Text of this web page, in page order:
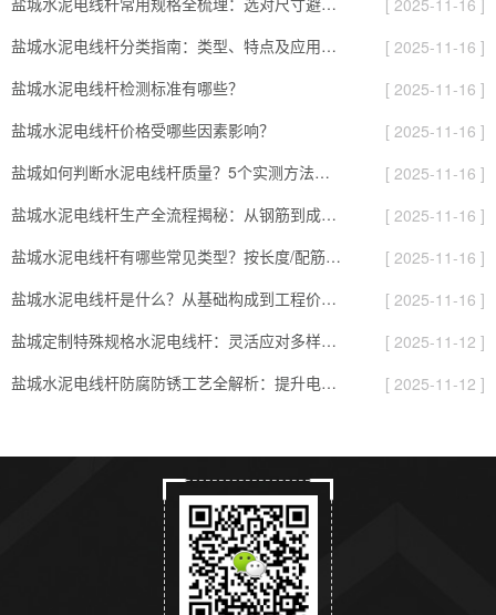
[ 2025-11-16 ]
盐城水泥电线杆分类指南：类型、特点及应用场景全解析
[ 2025-11-16 ]
盐城水泥电线杆检测标准有哪些？
[ 2025-11-16 ]
盐城水泥电线杆价格受哪些因素影响？
[ 2025-11-16 ]
盐城如何判断水泥电线杆质量？5个实测方法，避开劣质杆的“隐形坑”
[ 2025-11-16 ]
盐城水泥电线杆生产全流程揭秘：从钢筋到成品，要过8道“耐用关”
[ 2025-11-16 ]
盐城水泥电线杆有哪些常见类型？按长度/配筋/表面分，对应不同场景
[ 2025-11-16 ]
盐城水泥电线杆是什么？从基础构成到工程价值的全面解读
[ 2025-11-16 ]
盐城定制特殊规格水泥电线杆：灵活应对多样化项目需求的实用指南
[ 2025-11-12 ]
盐城水泥电线杆防腐防锈工艺全解析：提升电杆耐用性的关键
[ 2025-11-12 ]